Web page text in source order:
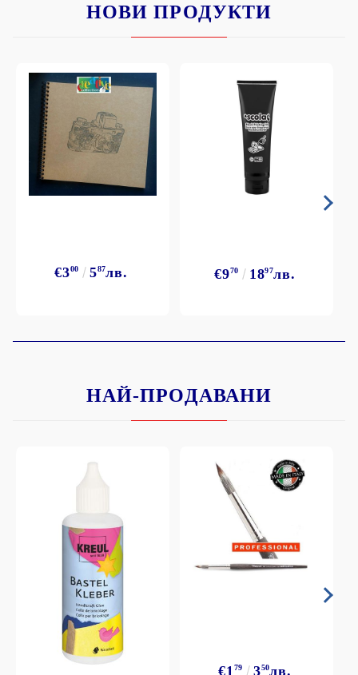
НОВИ ПРОДУКТИ
€300 587лв. €970 1897лв.
НАЙ-ПРОДАВАНИ
€1 79 350лв.